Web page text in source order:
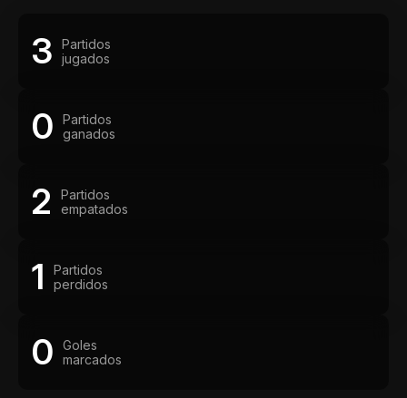
3
Partidos
jugados
0
Partidos
ganados
2
Partidos
empatados
1
Partidos
perdidos
0
Goles
marcados